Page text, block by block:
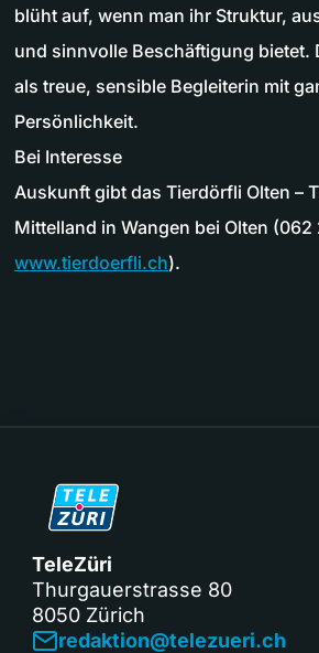
blüht auf, wenn man ihr Struktur,
und sinnvolle Beschäftigung bietet.
als treue, sensible Begleiterin mit
Persönlichkeit.
Bei Interesse
Auskunft gibt das Tierdörfli Olten –
Mittelland in Wangen bei Olten
www.tierdoerfli.ch).
TeleZüri
Thurgauerstrasse 80
8050 Zürich
redaktion@telezueri.ch